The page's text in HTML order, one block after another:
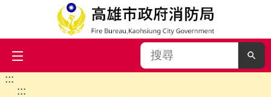
跳到主要內容區塊
搜
尋
:::
:::